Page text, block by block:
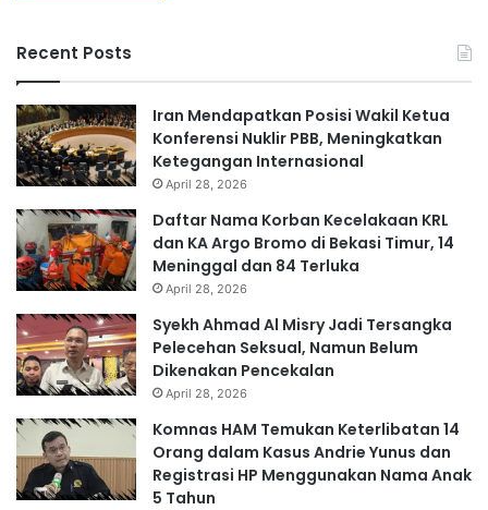
Recent Posts
Iran Mendapatkan Posisi Wakil Ketua
Konferensi Nuklir PBB, Meningkatkan
Ketegangan Internasional
April 28, 2026
Daftar Nama Korban Kecelakaan KRL
dan KA Argo Bromo di Bekasi Timur, 14
Meninggal dan 84 Terluka
April 28, 2026
Syekh Ahmad Al Misry Jadi Tersangka
Pelecehan Seksual, Namun Belum
Dikenakan Pencekalan
April 28, 2026
Komnas HAM Temukan Keterlibatan 14
Orang dalam Kasus Andrie Yunus dan
Registrasi HP Menggunakan Nama Anak
5 Tahun